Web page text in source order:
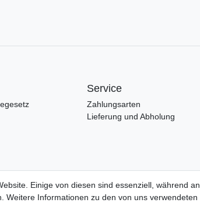
Service
Zahlungsarten
Lieferung und Abholung
Einige von diesen sind essenziell, während
Weitere Informationen zu den von uns